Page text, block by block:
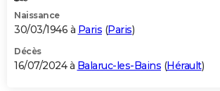
Naissance
30/03/1946 à Paris (Paris)
Décès
16/07/2024 à Balaruc-les-Bains (Hérault)